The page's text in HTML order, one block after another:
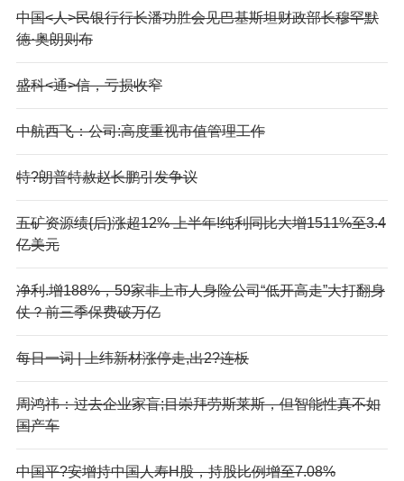
中国<人>民银行行长潘功胜会见巴基斯坦财政部长穆罕默
德·奥朗则布
盛科<通>信，亏损收窄
中航西飞：公司:高度重视市值管理工作
特?朗普特赦赵长鹏引发争议
五矿资源绩{后}涨超12% 上半年!纯利同比大增1511%至3.4
亿美元
净利.增188%，59家非上市人身险公司“低开高走”大打翻身
仗？前三季保费破万亿
每日一词 | 上纬新材涨停走,出2?连板
周鸿祎：过去企业家盲;目崇拜劳斯莱斯，但智能性真不如
国产车
中国平?安增持中国人寿H股，持股比例增至7.08%